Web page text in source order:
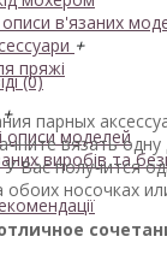
в'язаних
+
пряжі
+
описи моделей
виробів та
(0)
парных
вязать одну
Вас получится
носочках